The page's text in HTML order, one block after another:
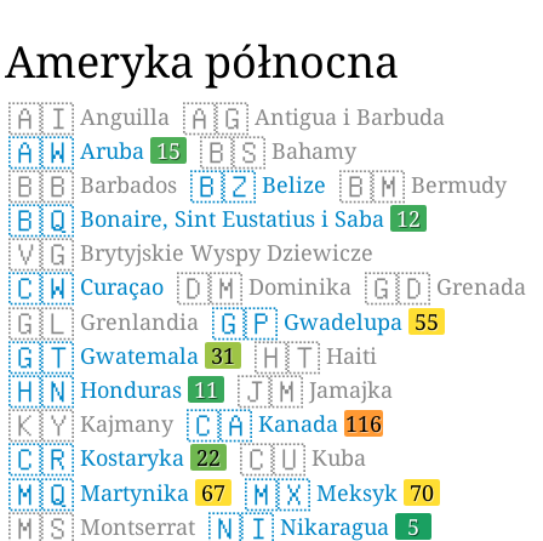
Ameryka północna
🇦🇮 Anguilla 🇦🇬 Antigua i Barbuda
🇦🇼 Aruba 15 🇧🇸 Bahamy
🇧🇧 Barbados 🇧🇿 Belize 🇧🇲 Bermudy
🇧🇶 Bonaire, Sint Eustatius i Saba 12
🇻🇬 Brytyjskie Wyspy Dziewicze
🇨🇼 Curaçao 🇩🇲 Dominika 🇬🇩 Grenada
🇬🇱 Grenlandia 🇬🇵 Gwadelupa 55
🇬🇹 Gwatemala 31 🇭🇹 Haiti
🇭🇳 Honduras 11 🇯🇲 Jamajka
🇰🇾 Kajmany 🇨🇦 Kanada 116
🇨🇷 Kostaryka 22 🇨🇺 Kuba
🇲🇶 Martynika 67 🇲🇽 Meksyk 70
🇲🇸 Montserrat 🇳🇮 Nikaragua 5